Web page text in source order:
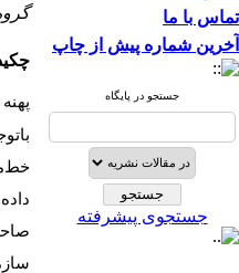
تماس با ما
آخرین شماره پیش از چاپ
جستجو در پایگاه
جستجوی پیشرفته
پهنه